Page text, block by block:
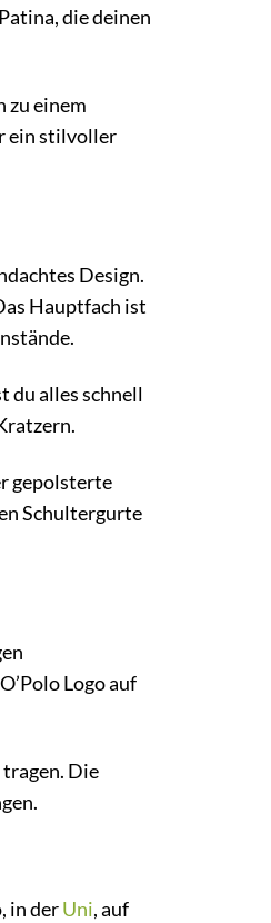
die deinen
zu einem
ein stilvoller
Design.
Hauptfach ist
du alles schnell
gepolsterte
Schultergurte
Logo auf
Die
in derUni, auf